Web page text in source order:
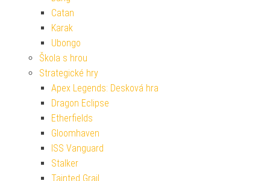
Catan
Karak
Ubongo
Škola s hrou
Strategické hry
Apex Legends: Desková hra
Dragon Eclipse
Etherfields
Gloomhaven
ISS Vanguard
Stalker
Tainted Grail